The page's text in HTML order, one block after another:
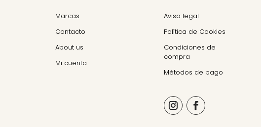
Marcas
Contacto
About us
Mi cuenta
Aviso legal
Política de Cookies
Condiciones de
compra
Métodos de pago